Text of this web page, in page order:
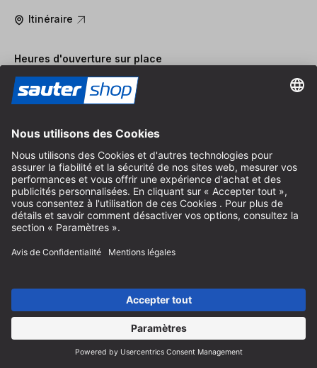
Itinéraire
Heures d'ouverture sur place
Du lundi au vendredi
8:30 - 12:30 & 14:00 - 16:30
Aide
Instructions recyclage des batteries
Informations sur l'emballage
Frais de livraison et d'expédition
Paiement et impôts
Droit de rétractation
Nous concernant
Révoquer un contrat